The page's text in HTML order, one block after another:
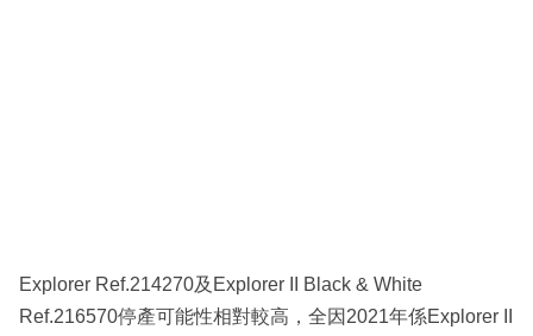
Explorer Ref.214270及Explorer II Black & White
Ref.216570停產可能性相對較高，全因2021年係Explorer II